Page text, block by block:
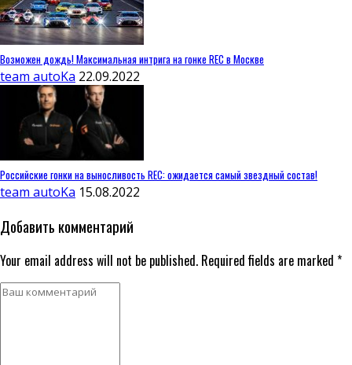
Возможен дождь! Максимальная интрига на гонке REC в Москве
team autoKa 22.09.2022
Российские гонки на выносливость REC: ожидается самый звездный состав!
team autoKa 15.08.2022
Добавить комментарий
Your email address will not be published. Required fields are marked *